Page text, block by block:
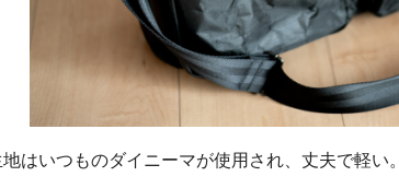
はいつものダイニーマが使用され、丈夫で軽い。